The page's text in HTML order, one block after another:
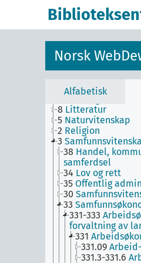
Norsk
Alfabetisk
av eller om mer
enkelte språk og
Hjelpetabell
Hjelpetabell
Informatikk,
8 Litteratur
5 Naturvitenskap
2 Religion
3
38 Handel,
samferdsel
34 Lov og rett
35 Offentlig
30
33
331-333
forvaltning av
331
331.09
331.3-331.6